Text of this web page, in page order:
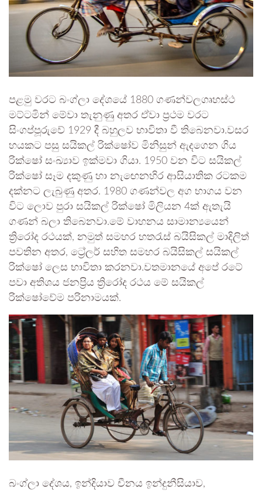
පළමු වරට බංග්ලා දේශයේ 1880 ගණන්වලගෘහස්ථ
මට්ටමින් මේවා තැනුණු අතර ඒවා ප්‍රථම වරට
සිංගප්පූරුවේ 1929 දී බහුලව භාවිතා වී තිබෙනවා.වසර
හයකට පසු සයිකල් රික්ෂෝව මිනිසුන් ඇදගෙන ගිය
රික්ෂෝ සංඛ්‍යාව ඉක්මවා ගියා. 1950 වන විට සයිකල්
රික්ෂෝ සෑම දකුණු හා නැඟෙනහිර ආසියාතික රටකම
දක්නට ලැබුණු අතර. 1980 ගණන්වල අග භාගය වන
විට ලොව පුරා සයිකල් රික්ෂෝ මිලියන 4ක් ඇතැයි
ගණන් බලා තිබෙනවා.මේ වාහනය සාමාන්‍යයෙන්
ත්‍රිරෝද රථයක්, නමුත් සමහර හතරැස් බයිසිකල් මාදිලිත්
පවතින අතර, ට්‍රේලර් සහිත සමහර බයිසිකල් සයිකල්
රික්ෂෝ ලෙස භාවිතා කරනවා.වතමානයේ අපේ රටේ
පවා අතිශය ජනප්‍රිය ත්‍රිරෝද රථය මේ සයිකල්
රික්ෂෝවේම පරිනාමයක්.
බංග්ලා දේශය, ඉන්දියාව චීනය ඉන්දුනීසියාව,